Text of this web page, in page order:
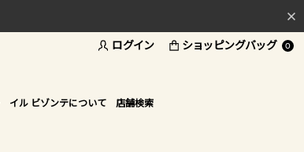
ログイン ショッピングバッグ 0
イル ビゾンテについて 店舗検索